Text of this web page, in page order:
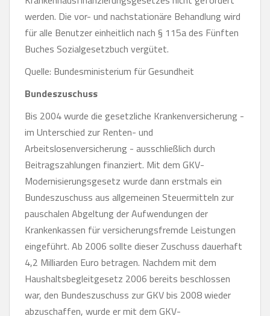
werden. Die vor- und nachstationäre Behandlung wird
für alle Benutzer einheitlich nach § 115a des Fünften
Buches Sozialgesetzbuch vergütet.
Quelle: Bundesministerium für Gesundheit
Bundeszuschuss
Bis 2004 wurde die gesetzliche Krankenversicherung -
im Unterschied zur Renten- und
Arbeitslosenversicherung - ausschließlich durch
Beitragszahlungen finanziert. Mit dem GKV-
Modernisierungsgesetz wurde dann erstmals ein
Bundeszuschuss aus allgemeinen Steuermitteln zur
pauschalen Abgeltung der Aufwendungen der
Krankenkassen für versicherungsfremde Leistungen
eingeführt. Ab 2006 sollte dieser Zuschuss dauerhaft
4,2 Milliarden Euro betragen. Nachdem mit dem
Haushaltsbegleitgesetz 2006 bereits beschlossen
war, den Bundeszuschuss zur GKV bis 2008 wieder
abzuschaffen, wurde er mit dem GKV-